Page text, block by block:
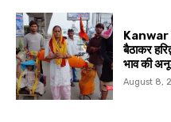
Kanwar
बैठाकर
भाव की
August 8,